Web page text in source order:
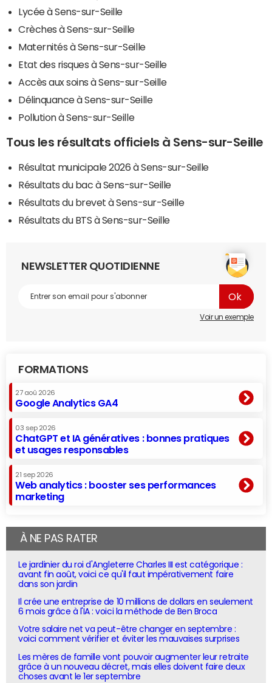
Lycée à Sens-sur-Seille
Crèches à Sens-sur-Seille
Maternités à Sens-sur-Seille
Etat des risques à Sens-sur-Seille
Accès aux soins à Sens-sur-Seille
Délinquance à Sens-sur-Seille
Pollution à Sens-sur-Seille
Tous les résultats officiels à Sens-sur-Seille
Résultat municipale 2026 à Sens-sur-Seille
Résultats du bac à Sens-sur-Seille
Résultats du brevet à Sens-sur-Seille
Résultats du BTS à Sens-sur-Seille
NEWSLETTER QUOTIDIENNE
Voir un exemple
FORMATIONS
27 aoû 2026
Google Analytics GA4
03 sep 2026
ChatGPT et IA génératives : bonnes pratiques
et usages responsables
21 sep 2026
Web analytics : booster ses performances
marketing
À NE PAS RATER
Le jardinier du roi d'Angleterre Charles III est catégorique :
avant fin août, voici ce qu'il faut impérativement faire
dans son jardin
Il crée une entreprise de 10 millions de dollars en seulement
6 mois grâce à l'IA : voici la méthode de Ben Broca
Votre salaire net va peut-être changer en septembre :
voici comment vérifier et éviter les mauvaises surprises
Les mères de famille vont pouvoir augmenter leur retraite
grâce à un nouveau décret, mais elles doivent faire deux
choses avant le 1er septembre